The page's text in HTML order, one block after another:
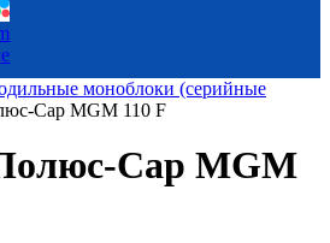
моноблоки (серийные
Сар MGM 110 F
Сар MGM